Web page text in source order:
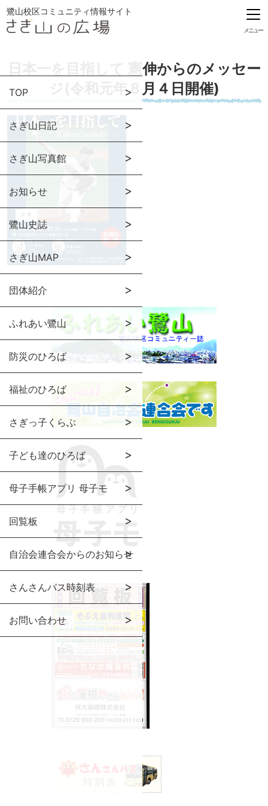
鷺山校区コミュニティ情報サイト
メニュー
TOP
さぎ山日記
さぎ山写真館
お知らせ
鷺山史誌
さぎ山MAP
団体紹介
ふれあい鷺山
防災のひろば
福祉のひろば
さぎっ子くらぶ
子ども達のひろば
母子手帳アプリ 母子モ
回覧板
自治会連合会からのお知らせ
さんさんバス時刻表
お問い合わせ
日本一を目指して 憲伸からのメッセー
ジ(令和元年８月４日開催)